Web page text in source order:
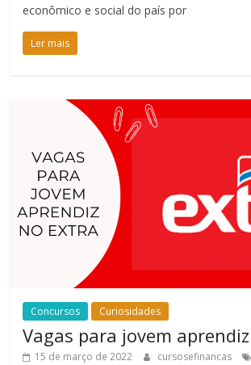
econômico e social do país por
Ler mais
Concursos Curiosidades
Vagas para jovem aprendiz
15 de março de 2022 cursosefinancas